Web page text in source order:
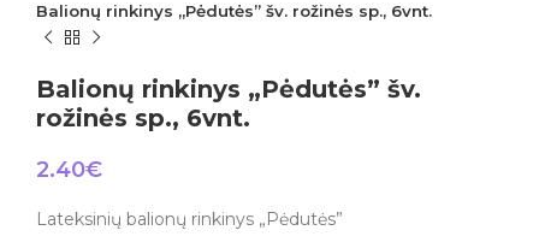
Balionų rinkinys „Pėdutės” šv. rožinės sp., 6vnt.
Balionų rinkinys „Pėdutės” šv.
rožinės sp., 6vnt.
2.40€
Lateksinių balionų rinkinys „Pėdutės”